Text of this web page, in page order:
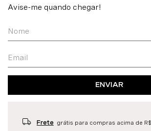
ENVIAR
Frete grátis para compras acima de